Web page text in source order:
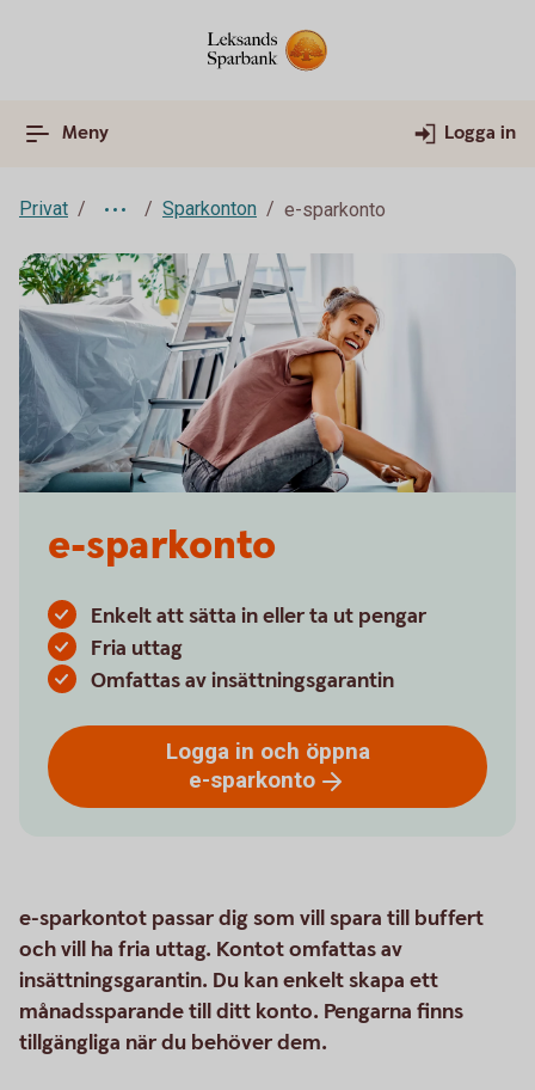
Meny Logga in
Privat Sparkonton e-sparkonto
e-sparkonto
Enkelt att sätta in eller ta ut pengar
Fria uttag
Omfattas av insättningsgarantin
Logga in och öppna
e-sparkonto
e-sparkontot passar dig som vill spara till buffert
och vill ha fria uttag. Kontot omfattas av
insättningsgarantin. Du kan enkelt skapa ett
månadssparande till ditt konto. Pengarna finns
tillgängliga när du behöver dem.